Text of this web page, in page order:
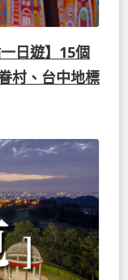
日遊】15個
村、台中地標